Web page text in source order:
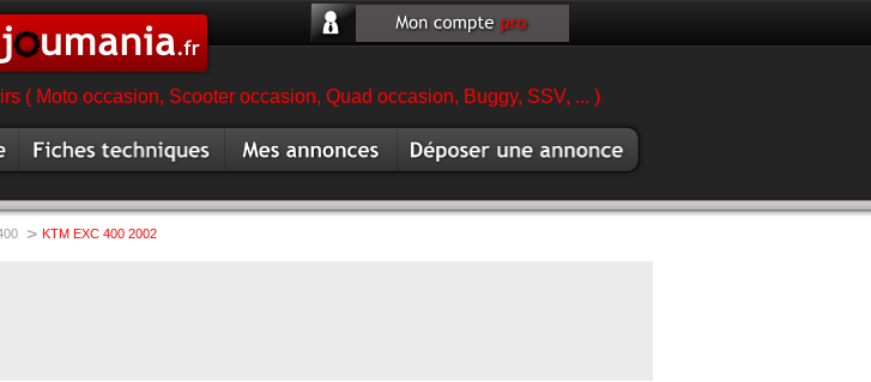
( Moto occasion, Scooter occasion, Quad occasion, Buggy, SSV, ... )
occasion
> KTM EXC 400 2002